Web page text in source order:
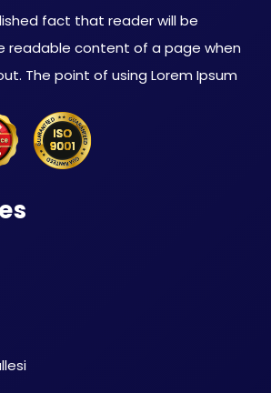
fact that reader will be
readable content of a page when
The point of using Lorem Ipsum